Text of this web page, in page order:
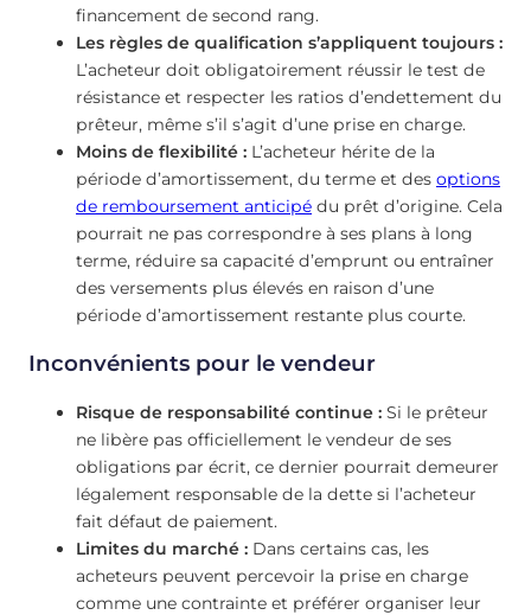
financement de second rang.
Les règles de qualification s’appliquent toujours :
L’acheteur doit obligatoirement réussir le test de
résistance et respecter les ratios d’endettement du
prêteur, même s’il s’agit d’une prise en charge.
Moins de flexibilité : L’acheteur hérite de la
période d’amortissement, du terme et des options
de remboursement anticipé du prêt d’origine. Cela
pourrait ne pas correspondre à ses plans à long
terme, réduire sa capacité d’emprunt ou entraîner
des versements plus élevés en raison d’une
période d’amortissement restante plus courte.
Inconvénients pour le vendeur
Risque de responsabilité continue : Si le prêteur
ne libère pas officiellement le vendeur de ses
obligations par écrit, ce dernier pourrait demeurer
légalement responsable de la dette si l’acheteur
fait défaut de paiement.
Limites du marché : Dans certains cas, les
acheteurs peuvent percevoir la prise en charge
comme une contrainte et préférer organiser leur